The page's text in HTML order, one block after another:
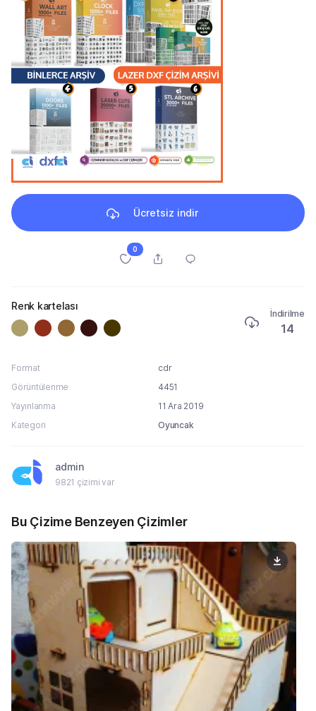
Ücretsiz indir
0
Renk kartelası
İndirilme
14
Format
cdr
Görüntülenme
4451
Yayınlanma
11 Ara 2019
Kategori
Oyuncak
admin
9821 çizimi var
Bu Çizime Benzeyen Çizimler